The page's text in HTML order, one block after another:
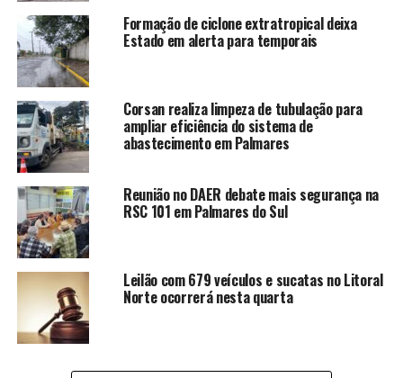
Formação de ciclone extratropical deixa
Estado em alerta para temporais
Corsan realiza limpeza de tubulação para
ampliar eficiência do sistema de
abastecimento em Palmares
Reunião no DAER debate mais segurança na
RSC 101 em Palmares do Sul
Leilão com 679 veículos e sucatas no Litoral
Norte ocorrerá nesta quarta